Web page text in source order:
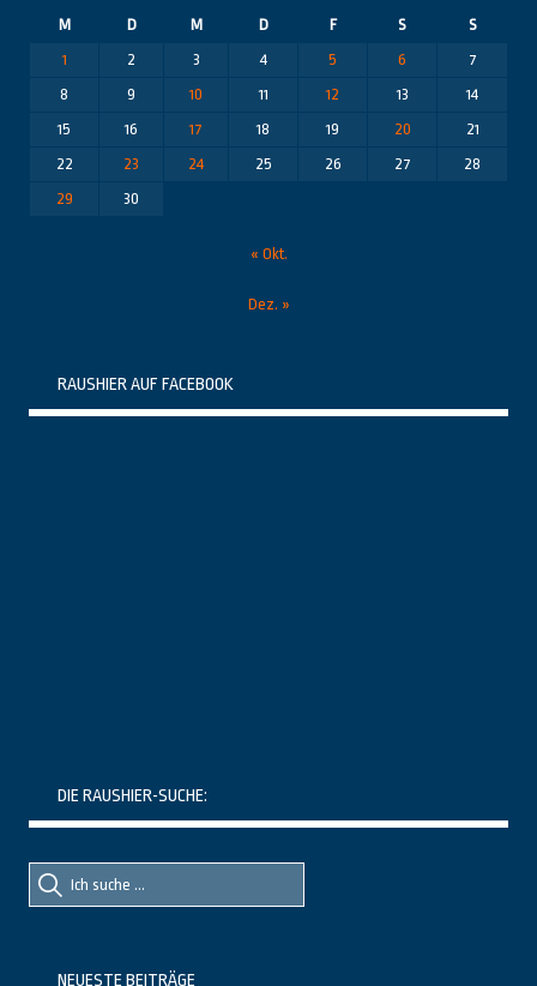
M
D M D F S
S
1
2 3 4 5 6
7
8
9 10 11 12 13
14
15
16 17 18 19 20
21
22
23 24 25 26 27
28
29
30
« Okt.
Dez. »
RAUSHIER AUF FACEBOOK
DIE RAUSHIER-SUCHE:
Suche
nach::
Suche
nach:
NEUESTE BEITRÄGE